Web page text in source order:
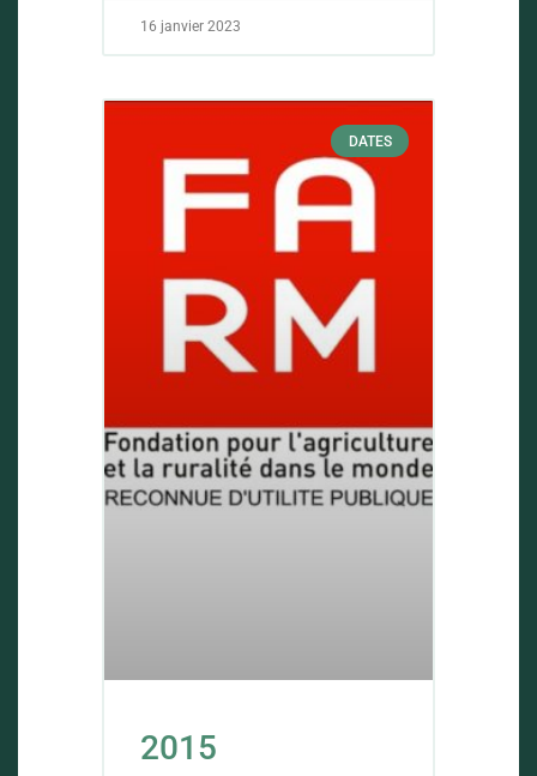
16 janvier 2023
DATES
2015